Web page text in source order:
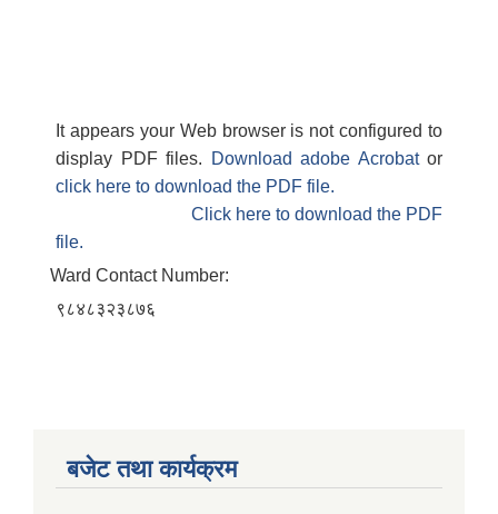
It appears your Web browser is not configured to
display PDF files.
Download adobe Acrobat or
click here to download the PDF file.
Click here to download the PDF
file.
Ward Contact Number:
९८४८३२३८७६
बजेट तथा कार्यक्रम